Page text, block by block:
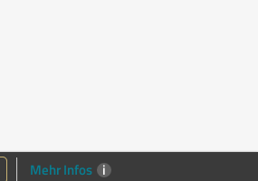
Mehr Infos i